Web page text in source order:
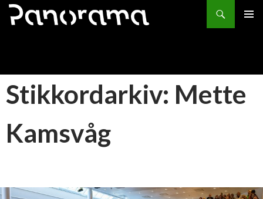
Søk
HOPP
Stikkordarkiv: Mette
Kamsvåg